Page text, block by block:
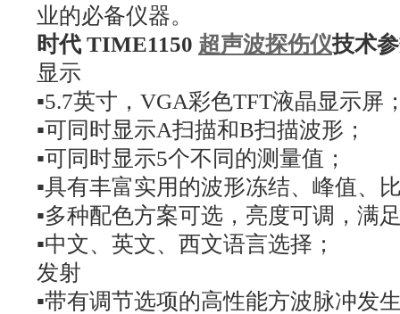
业的必备仪器。
时代 TIME1150 超声波探伤仪技术
显示
▪5.7英寸，VGA彩色TFT液晶显示屏
▪可同时显示A扫描和B扫描波形；
▪可同时显示5个不同的测量值；
▪具有丰富实用的波形冻结、峰值、
▪多种配色方案可选，亮度可调，满
▪中文、英文、西文语言选择；
发射
▪带有调节选项的高性能方波脉冲发